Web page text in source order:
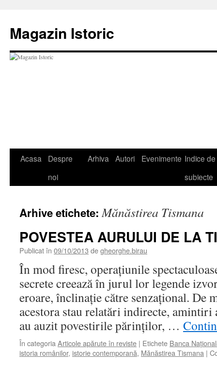
conținut
Magazin Istoric
Acasa
Despre
noi
Arhiva Autori Evenimente Indice de
subiecte
Arhive etichete:Mănăstirea Tismana
POVESTEA AURULUI DE LA
Publicat în 09/10/2013 degheorghe.birau
În mod firesc, operaţiunile
secrete creează în jurul lor legende
eroare, înclinaţie către senzaţional. De
acestora stau relatări indirecte, amintiri
au auzit povestirile părinţilor, …
În categoria Articole apărute în reviste | Etichete Banca
istoria românilor, istorie contemporană, Mănăstirea Tismana |